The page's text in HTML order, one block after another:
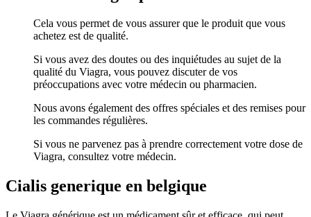
Cela vous permet de vous assurer que le produit que vous
achetez est de qualité.
Si vous avez des doutes ou des inquiétudes au sujet de la
qualité du Viagra, vous pouvez discuter de vos
préoccupations avec votre médecin ou pharmacien.
Nous avons également des offres spéciales et des remises pour
les commandes régulières.
Si vous ne parvenez pas à prendre correctement votre dose de
Viagra, consultez votre médecin.
Cialis generique en belgique